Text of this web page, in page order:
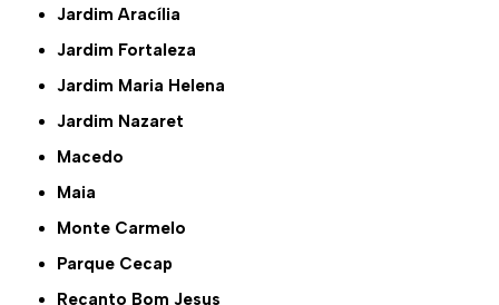
Jardim Aracília
Jardim Fortaleza
Jardim Maria Helena
Jardim Nazaret
Macedo
Maia
Monte Carmelo
Parque Cecap
Recanto Bom Jesus